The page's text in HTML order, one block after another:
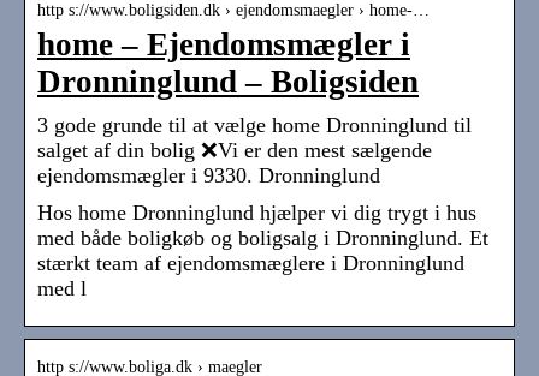
http s://www.boligsiden.dk › ejendomsmaegler › home-…
home – Ejendomsmægler i
Dronninglund – Boligsiden
3 gode grunde til at vælge home Dronninglund til
salget af din bolig ❌Vi er den mest sælgende
ejendomsmægler i 9330. Dronninglund
Hos home Dronninglund hjælper vi dig trygt i hus
med både boligkøb og boligsalg i Dronninglund. Et
stærkt team af ejendomsmæglere i Dronninglund
med l
http s://www.boliga.dk › maegler